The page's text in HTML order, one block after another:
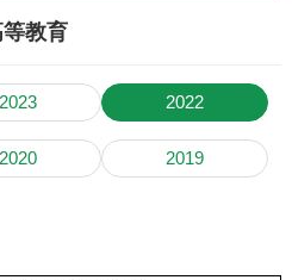
教育
2023 2022
2020 2019